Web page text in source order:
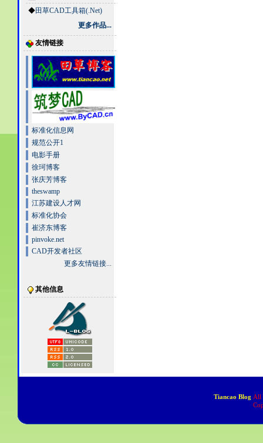
◆田草CAD工具箱(.Net)
更多作品...
友情链接
标准化信息网
规范公开1
电影手册
徐珂博客
张庆芳博客
theswamp
江苏建设人才网
标准化协会
崔济东博客
pinvoke.net
CAD开发者社区
更多友情链接...
其他信息
Tiancao Blog All